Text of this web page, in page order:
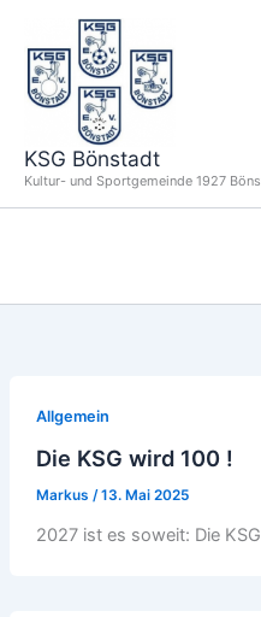
springen
KSG Bönstadt
Kultur- und Sportgemeinde 1927
Allgemein
Die KSG wird 100 !
Markus /13. Mai 2025
2027 ist es soweit: Die